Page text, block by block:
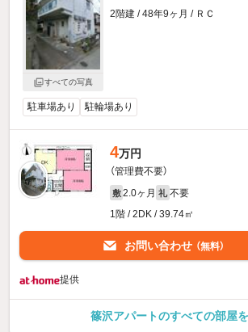
すべての写真
2階建 / 48年9ヶ月 / ＲＣ
駐車場あり 駐輪場あり
4万円
（管理費不要）
敷 2.0ヶ月 礼 不要
1階 / 2DK / 39.74㎡
お問い合わせ （無料）
提供
篠沢アパートのすべての部屋